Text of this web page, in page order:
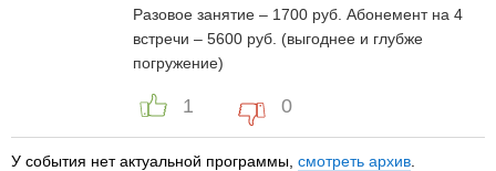
Разовое занятие – 1700 руб. Абонемент на 4
встречи – 5600 руб. (выгоднее и глубже
погружение)
1 0
У события нет актуальной программы, смотреть архив